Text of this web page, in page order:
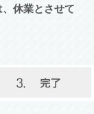
休業とさせて